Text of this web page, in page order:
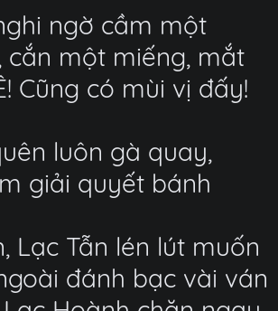
ngờ cầm một
cắn một miếng, mắt
Cũng có mùi vị đấy!
luôn gà quay,
giải quyết bánh
Lạc Tẫn lén lút muốn
đánh bạc vài ván